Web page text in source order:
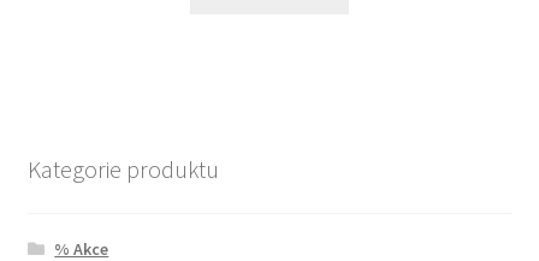
Kategorie produktu
% Akce